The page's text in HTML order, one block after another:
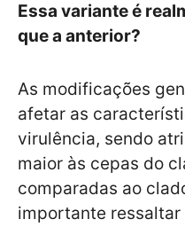
Essa variante é
que a anterior?
As modificações
afetar as
virulência, sendo
maior às cepas do
comparadas ao
importante ressaltar